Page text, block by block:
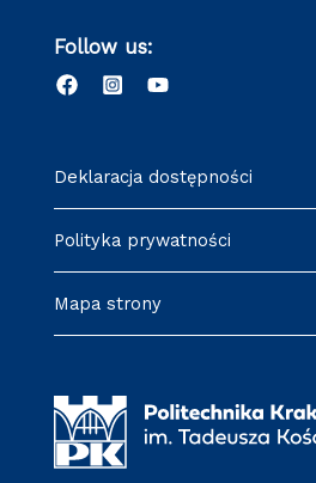
Follow us:
Deklaracja dostępności
Polityka prywatności
Mapa strony